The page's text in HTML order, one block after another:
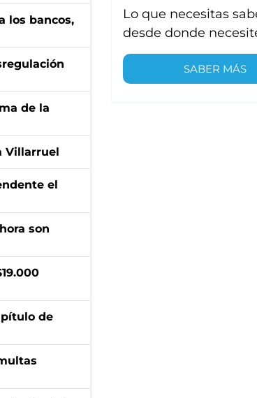
los bancos,
de la
Villarruel
el
son
de
Lo que necesitas
desde donde
SABER MÁS